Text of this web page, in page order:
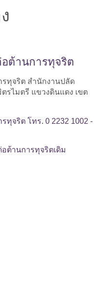
ต้านการทุจริต
ทุจริต สำนักงานปลัด
รไมตรี แขวงดินแดง เขต
ทุจริต โทร. 0 2232 1002 -
ต้านการทุจริตเดิม